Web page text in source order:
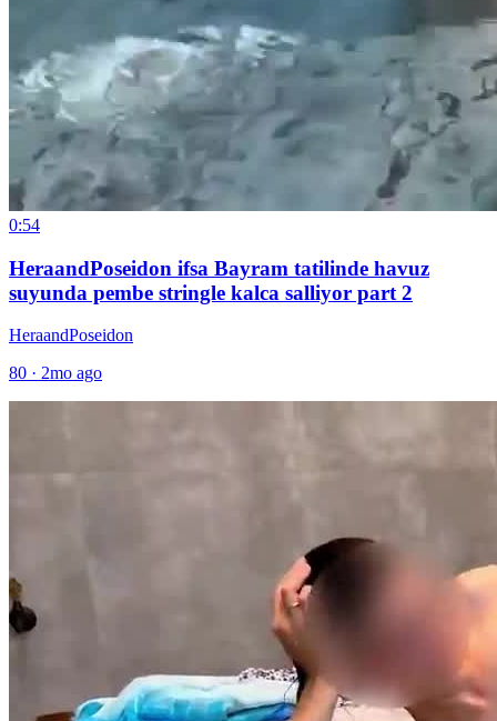
0:54
HeraandPoseidon ifsa Bayram tatilinde havuz
suyunda pembe stringle kalca salliyor part 2
HeraandPoseidon
80 · 2mo ago